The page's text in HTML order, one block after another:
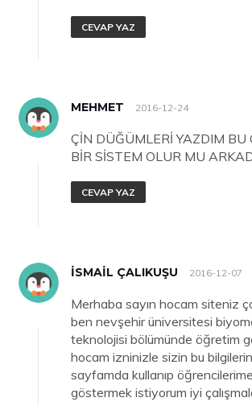
CEVAP YAZ
MEHMET 2016-12-24
ÇİN DÜĞÜMLERİ YAZDIM BU
BİR SİSTEM OLUR MU
CEVAP YAZ
ISMAIL ÇALIKUŞU 2016-12-07
Merhaba sayın hocam siteniz
ben nevşehir üniversitesi
teknolojisi bölümünde öğretim
hocam izninizle sizin bu
sayfamda kullanıp
göstermek istiyorum iyi